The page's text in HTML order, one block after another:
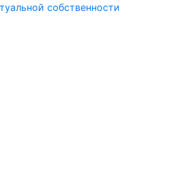
собственности